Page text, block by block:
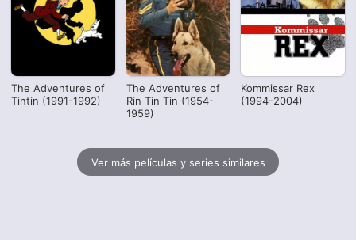
The Adventures of
Tintin (1991-1992)
The Adventures of
Rin Tin Tin (1954-
1959)
Kommissar Rex
(1994-2004)
Ver más películas y series similares